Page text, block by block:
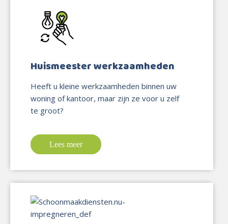
Huismeester werkzaamheden
Heeft u kleine werkzaamheden binnen uw
woning of kantoor, maar zijn ze voor u zelf
te groot?
Lees meer